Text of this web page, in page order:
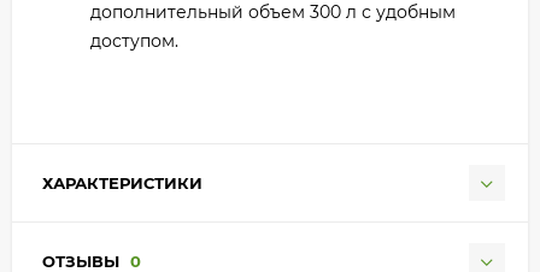
дополнительный объем 300 л с удобным
доступом.
ХАРАКТЕРИСТИКИ
ОТЗЫВЫ 0